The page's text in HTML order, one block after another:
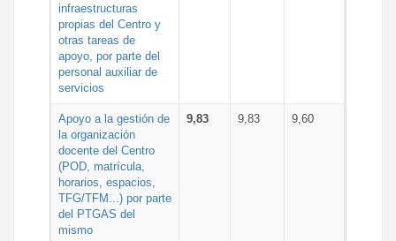
infraestructuras
propias del Centro y
otras tareas de
apoyo, por parte del
personal auxiliar de
servicios
Apoyo a la gestión de
la organización
docente del Centro
(POD, matrícula,
horarios, espacios,
TFG/TFM...) por parte
del PTGAS del
mismo
9,83 9,83 9,60